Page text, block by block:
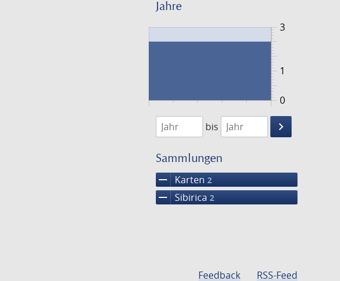
Jahre
0
3
1
1848
1849
bis
keyboard_arrow_right
Suche
Sammlungen
remove Karten 2
remove Sibirica 2
Feedback RSS-Feed